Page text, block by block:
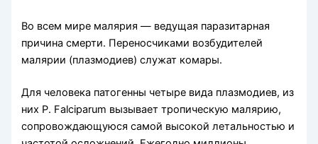
Во всем мире малярия — ведущая паразитарная
причина смерти. Переносчиками возбудителей
малярии (плазмодиев) служат комары.
Для чело­века патогенны четыре вида плазмодиев, из
них P. Falciparum вызывает тропическую малярию,
со­провождающуюся самой высокой летальностью и